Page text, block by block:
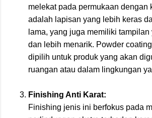
melekat pada permukaan dengan
adalah lapisan yang lebih keras
lama, yang juga memiliki
dan lebih menarik. Powder
dipilih untuk produk yang akan
ruangan atau dalam lingkungan
Finishing Anti Karat:
Finishing jenis ini berfokus pada